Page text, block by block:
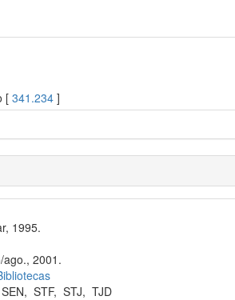
[341.234 ]
1995.
2001.
SEN,STF,STJ,TJD